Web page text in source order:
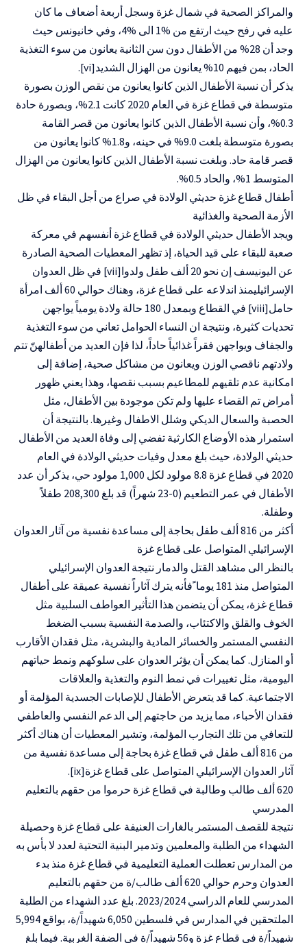
والمراكز الصحية في شمال غزة وسجل أربعة أضعاف ما كان
عليه في رفح حيث ارتفع من %1 الى %4، وفي خانيونس حيث
وجد أن 28% من الأطفال دون سن الثانية يعانون من سوء التغذية
الحاد، بمن فيهم 10% يعانون من الهزال الشديد[vi].
يذكر أن نسبة الأطفال الذين كانوا يعانون من نقص الوزن بصورة
متوسطة في قطاع غزة في العام 2020 كانت 2.1%، وبصورة حادة
0.3%، وأن نسبة الأطفال الذين كانوا يعانون من قصر القامة
بصورة متوسطة بلغت 9.0% في حينه، و1.8% كانوا يعانون من
قصر قامة حاد. وبلغت نسبة الأطفال الذين كانوا يعانون من الهزال
المتوسط 1%، والحاد 0.5%.
أطفال قطاع غزة حديثي الولادة في صراع من أجل البقاء في ظل
الأزمة الصحية والغذائية
ويجد الأطفال حديثي الولادة في قطاع غزة أنفسهم في معركة
صعبة للبقاء على قيد الحياة، إذ تظهر المعطيات الصحية الصادرة
عن اليونيسف إن نحو 20 ألف طفل ولدوا[vii] في ظل العدوان
الإسرائيليمنذ اندلاعه على قطاع غزة، وهناك حوالي 60 ألف امرأة
حامل[viii] في القطاع وبمعدل 180 حالة ولادة يومياً يواجهن
تحديات كثيرة، ونتيجة ان النساء الحوامل تعاني من سوء التغذية
والجفاف ويواجهن فقراً غذائياً حاداً، لذا فإن العديد من أطفالهنّ تتم
ولادتهم ناقصي الوزن ويعانون من مشاكل صحية، إضافة إلى
امكانية عدم تلقيهم للمطاعيم بسبب نقصها، وهذا يعني ظهور
أمراض تم القضاء عليها ولم تكن موجودة بين الأطفال، مثل
الحصبة والسعال الديكي وشلل الاطفال وغيرها. بالنتيجة أن
استمرار هذه الأوضاع الكارثية تفضي إلى وفاة العديد من الأطفال
حديثي الولادة، حيث بلغ معدل وفيات حديثي الولادة في العام
2020 في قطاع غزة 8.8 مولود لكل 1,000 مولود حي، يذكر أن عدد
الأطفال في عمر التطعيم (0-23 شهراً) قد بلغ 208,300 طفلاً
وطفلة.
أكثر من 816 ألف طفل بحاجة إلى مساعدة نفسية من آثار العدوان
الإسرائيلي المتواصل على قطاع غزة
بالنظر الى مشاهد القتل والدمار نتيجة العدوان الإسرائيلي
المتواصل منذ 181 يوما ًفأنه يترك آثاراً نفسية عميقة على أطفال
قطاع غزة، يمكن أن يتضمن هذا التأثير العواطف السلبية مثل
الخوف والقلق والاكتئاب، والصدمة النفسية بسبب الضغط
النفسي المستمر والخسائر المادية والبشرية، مثل فقدان الأقارب
أو المنازل. كما يمكن أن يؤثر العدوان على سلوكهم ونمط حياتهم
اليومية، مثل تغييرات في نمط النوم والتغذية والعلاقات
الاجتماعية. كما قد يتعرض الأطفال للإصابات الجسدية المؤلمة أو
فقدان الأحباء، مما يزيد من حاجتهم إلى الدعم النفسي والعاطفي
للتعافي من تلك التجارب المؤلمة، وتشير المعطيات أن هناك أكثر
من 816 ألف طفل في قطاع غزة بحاجة إلى مساعدة نفسية من
آثار العدوان الإسرائيلي المتواصل على قطاع غزة[ix].
620 ألف طالب وطالبة في قطاع غزة حرموا من حقهم بالتعليم
المدرسي
نتيجة للقصف المستمر بالغارات العنيفة على قطاع غزة وحصيلة
الشهداء من الطلبة والمعلمين وتدمير البنية التحتية لعدد لا بأس به
من المدارس تعطلت العملية التعليمية في قطاع غزة منذ بدء
العدوان وحرم حوالي 620 ألف طالب/ة من حقهم بالتعليم
المدرسي للعام الدراسي 2023/2024. بلغ عدد الشهداء من الطلبة
الملتحقين في المدارس في فلسطين 6,050 شهيداً/ة، بواقع 5,994
شهيداً/ة في قطاع غزة و56 شهيداً/ة في الضفة الغربية. فيما بلغ